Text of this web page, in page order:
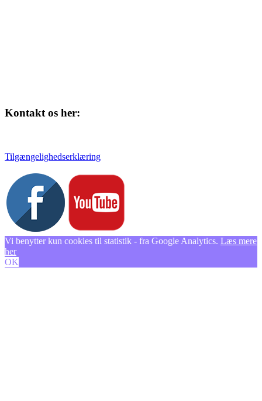
Kontakt os her:
Tilgængelighedserklæring
Vi benytter kun cookies til statistik - fra Google Analytics. Læs mere
her
OK